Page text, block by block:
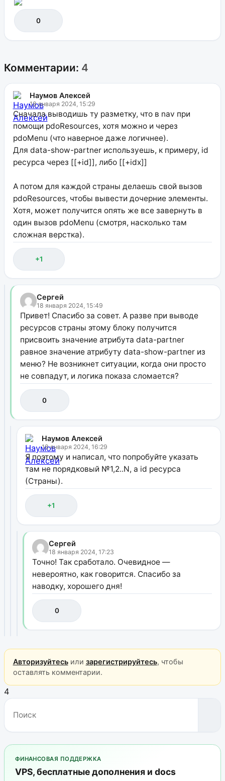
0
Комментарии: 4
Наумов Алексей
18 января 2024, 15:29
Сначала выводишь ту разметку, что в nav при
помощи pdoResources, хотя можно и через
pdoMenu (что наверное даже логичнее).
Для data-show-partner используешь, к примеру, id
ресурса через [[+id]], либо [[+idx]]
А потом для каждой страны делаешь свой вызов
pdoResources, чтобы вывести дочерние элементы.
Хотя, может получится опять же все завернуть в
один вызов pdoMenu (смотря, насколько там
сложная верстка).
+1
Сергей
18 января 2024, 15:49
Привет! Спасибо за совет. А разве при выводе
ресурсов страны этому блоку получится
присвоить значение атрибута data-partner
равное значение атрибуту data-show-partner из
меню? Не возникнет ситуации, когда они просто
не совпадут, и логика показа сломается?
0
Наумов Алексей
18 января 2024, 16:29
Я поэтому и написал, что попробуйте указать
там не порядковый №1,2..N, а id ресурса
(Страны).
+1
Сергей
18 января 2024, 17:23
Точно! Так сработало. Очевидное —
невероятно, как говорится. Спасибо за
наводку, хорошего дня!
0
Авторизуйтесьили зарегистрируйтесь, чтобы
оставлять комментарии.
4
ФИНАНСОВАЯ ПОДДЕРЖКА
VPS, бесплатные дополнения и docs